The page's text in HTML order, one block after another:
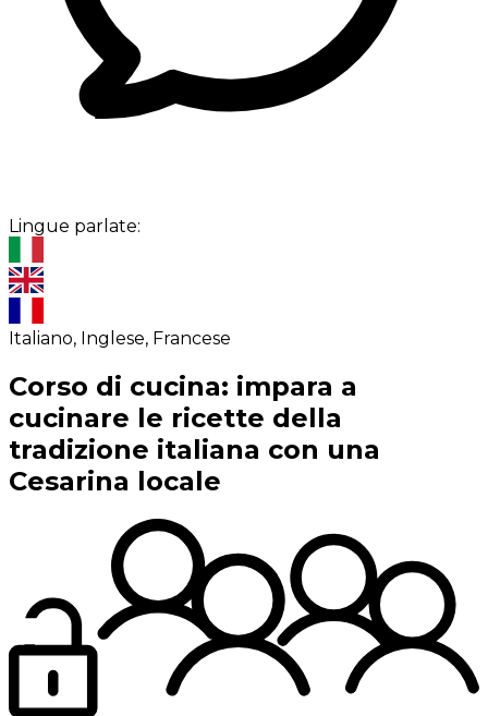
Lingue parlate:
Italiano, Inglese, Francese
Corso di cucina: impara a
cucinare le ricette della
tradizione italiana con una
Cesarina locale